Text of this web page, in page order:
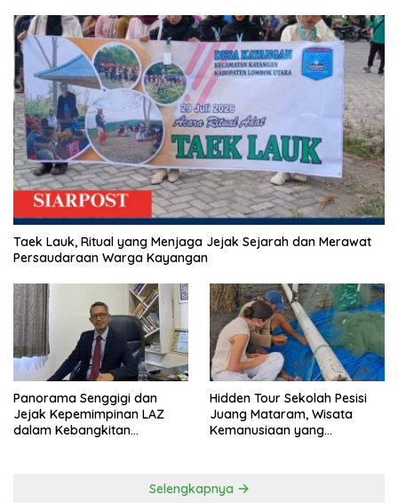
Taek Lauk, Ritual yang Menjaga Jejak Sejarah dan Merawat
Persaudaraan Warga Kayangan
Panorama Senggigi dan
Jejak Kepemimpinan LAZ
dalam Kebangkitan
Hidden Tour Sekolah Pesisi
Juang Mataram, Wisata
Kemanusiaan yang
Selengkapnya